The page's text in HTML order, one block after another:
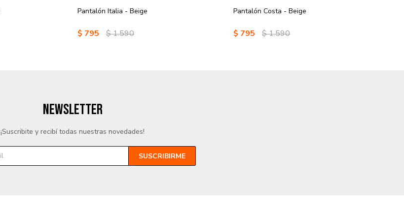
Pantalón Italia - Beige
$ 795 $1.590
Pantalón Costa - Beige
$ 795 $1.590
NEWSLETTER
¡Suscribite y recibí todas nuestras novedades!
SUSCRIBIRME